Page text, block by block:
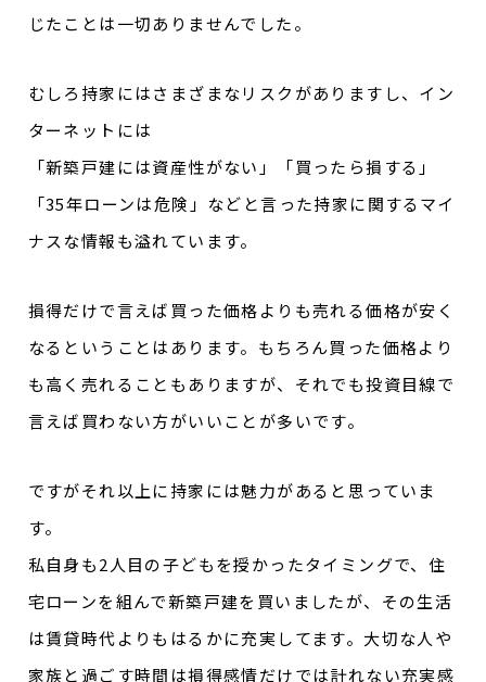
じたことは一切ありませんでした。
むしろ持家にはさまざまなリスクがありますし、イン
ターネットには
「新築戸建には資産性がない」「買ったら損する」
「35年ローンは危険」などと言った持家に関するマイ
ナスな情報も溢れています。
損得だけで言えば買った価格よりも売れる価格が安く
なるということはあります。もちろん買った価格より
も高く売れることもありますが、それでも投資目線で
言えば買わない方がいいことが多いです。
ですがそれ以上に持家には魅力があると思っていま
す。
私自身も2人目の子どもを授かったタイミングで、住
宅ローンを組んで新築戸建を買いましたが、その生活
は賃貸時代よりもはるかに充実してます。大切な人や
家族と過ごす時間は損得感情だけでは計れない充実感